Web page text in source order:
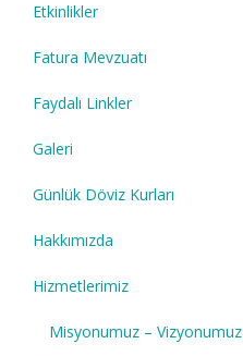
Etkinlikler
Fatura Mevzuatı
Faydalı Linkler
Galeri
Günlük Döviz Kurları
Hakkımızda
Hizmetlerimiz
Misyonumuz – Vizyonumuz